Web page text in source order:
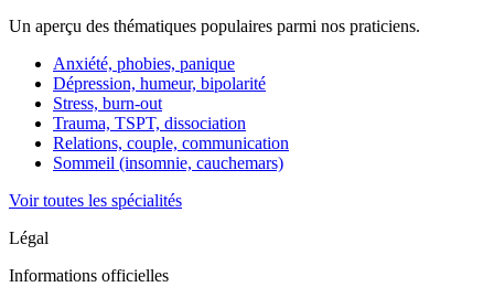
Un aperçu des thématiques populaires parmi nos praticiens.
Anxiété, phobies, panique
Dépression, humeur, bipolarité
Stress, burn-out
Trauma, TSPT, dissociation
Relations, couple, communication
Sommeil (insomnie, cauchemars)
Voir toutes les spécialités
Légal
Informations officielles